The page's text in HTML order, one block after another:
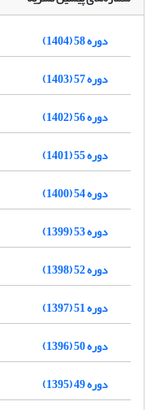
دوره 58 (1404)
دوره 57 (1403)
دوره 56 (1402)
دوره 55 (1401)
دوره 54 (1400)
دوره 53 (1399)
دوره 52 (1398)
دوره 51 (1397)
دوره 50 (1396)
دوره 49 (1395)